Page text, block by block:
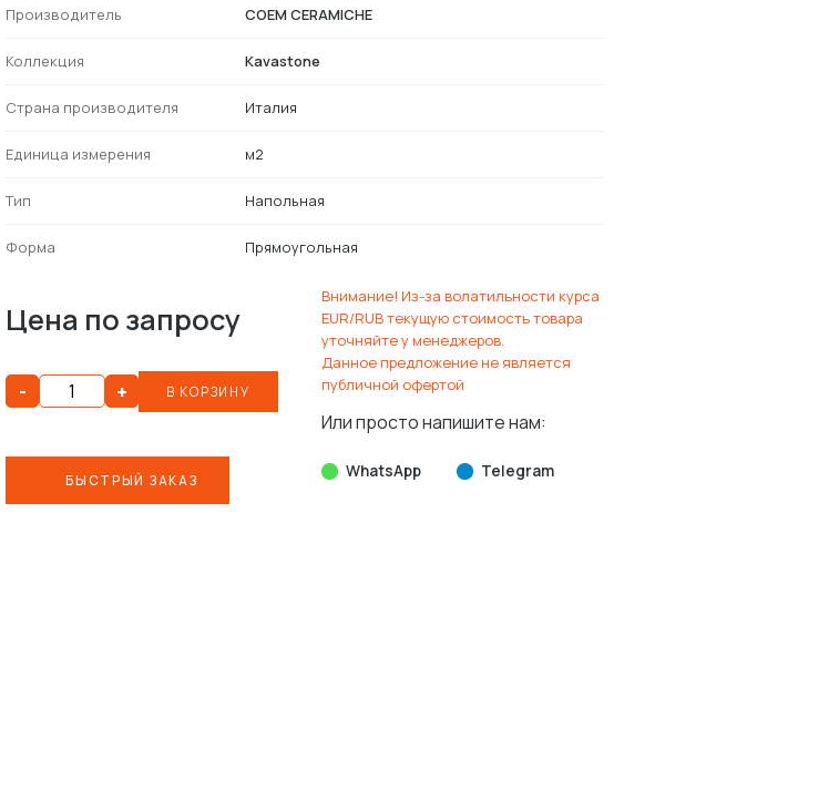
Производитель COEM CERAMICHE
Коллекция Kavastone
Страна производителя Италия
Единица измерения м2
Тип Напольная
Форма Прямоугольная
Цена по запросу
- + В КОРЗИНУ
Внимание! Из-за волатильности курса
EUR/RUB текущую стоимость товара
уточняйте у менеджеров.
Данное предложение не является
публичной офертой
БЫСТРЫЙ ЗАКАЗ
Или просто напишите нам:
WhatsApp Telegram